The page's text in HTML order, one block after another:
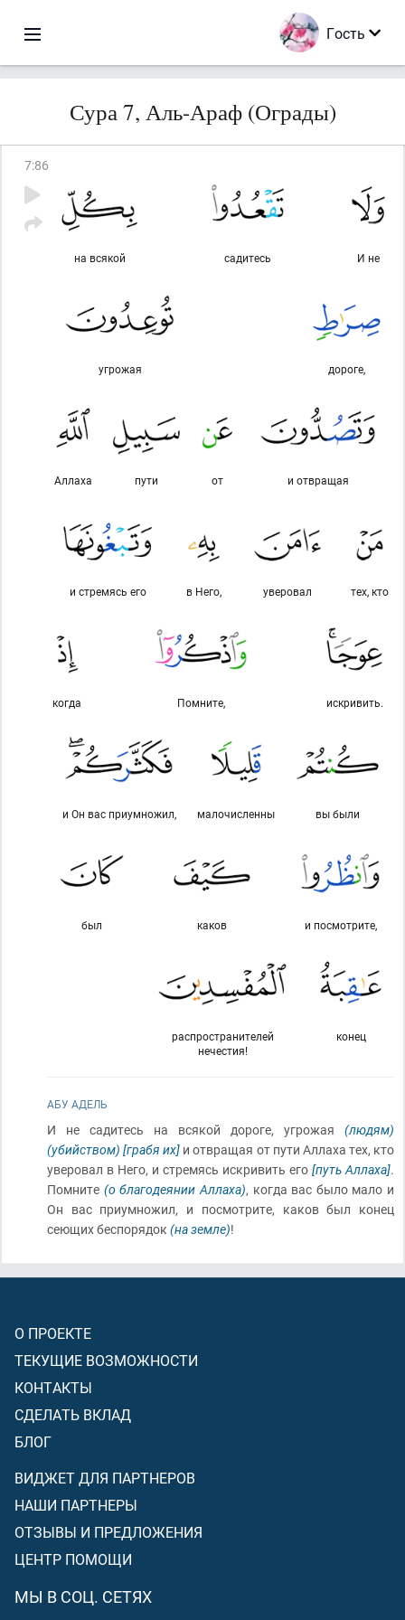
Гость
Сура 7, Аль-Араф (Ограды)
7:86
И не
садитесь
на всякой
дороге,
угрожая
и отвращая
от
пути
Аллаха
тех, кто
уверовал
в Него,
и стремясь его
искривить.
Помните,
когда
вы были
малочисленны
и Он вас приумножил,
и посмотрите,
каков
был
конец
распространителей
нечестия!
АБУ АДЕЛЬ
И не садитесь на всякой дороге, угрожая (людям)
(убийством) [грабя их] и отвращая от пути Аллаха тех, кто
уверовал в Него, и стремясь искривить его [путь Аллаха].
Помните (о благодеянии Аллаха), когда вас было мало и
Он вас приумножил, и посмотрите, каков был конец
сеющих беспорядок (на земле)!
О ПРОЕКТЕ
ТЕКУЩИЕ ВОЗМОЖНОСТИ
КОНТАКТЫ
СДЕЛАТЬ ВКЛАД
БЛОГ
ВИДЖЕТ ДЛЯ ПАРТНЕРОВ
НАШИ ПАРТНЕРЫ
ОТЗЫВЫ И ПРЕДЛОЖЕНИЯ
ЦЕНТР ПОМОЩИ
МЫ В СОЦ. СЕТЯХ